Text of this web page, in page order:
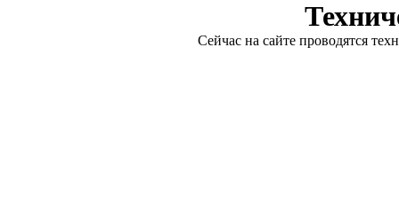
Сейчас на сайте проводятся